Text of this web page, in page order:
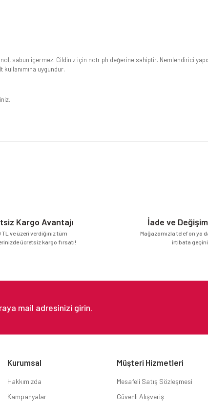
sabun içermez. Cildiniz için nötr ph değerine sahiptir. Nemlendirici
uygundur.
Kargo Avantajı
TL ve üzeri verdiğiniz tüm
ücretsiz kargo fırsatı!
İade ve
Mağazamızla telefon ya
irtibata
Kurumsal
Hakkımızda
Kampanyalar
Müşteri Hizmetleri
Mesafeli Satış Sözleşmesi
Güvenli Alışveriş